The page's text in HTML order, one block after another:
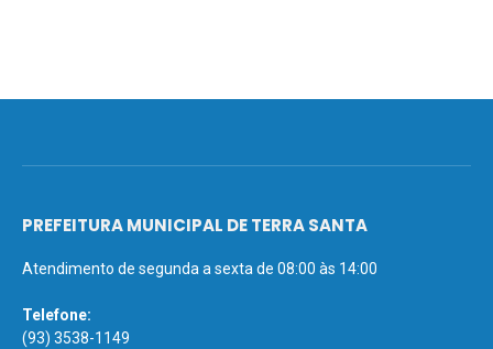
PREFEITURA MUNICIPAL DE TERRA SANTA
Atendimento de segunda a sexta de 08:00 às 14:00
Telefone:
(93) 3538-1149